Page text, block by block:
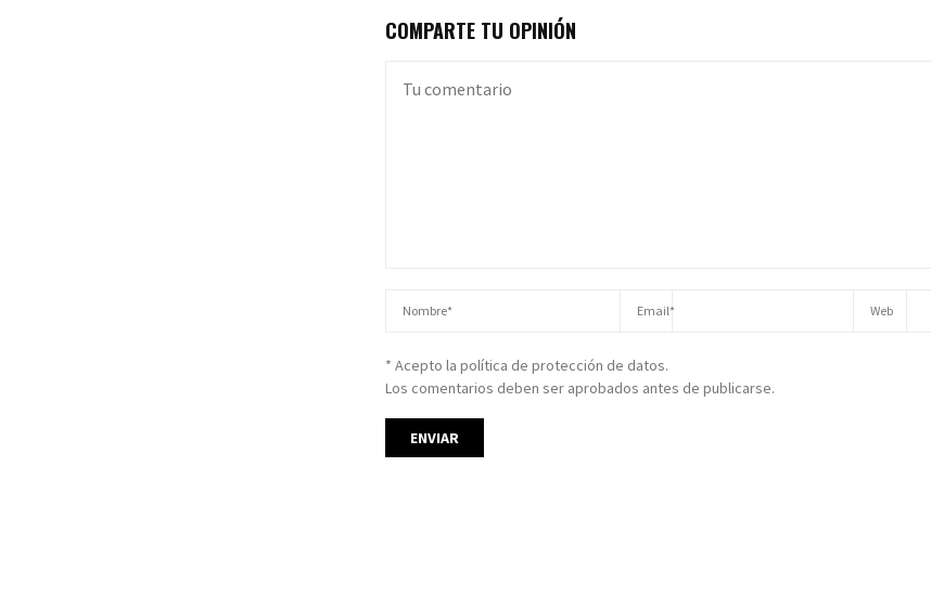
COMPARTE TU OPINIÓN
* Acepto la política de protección de datos.
Los comentarios deben ser aprobados antes de publicarse.